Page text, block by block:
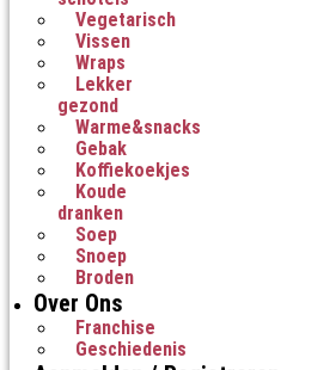
Vegetarisch
Vissen
Wraps
Lekker
gezond
Warme&snacks
Gebak
Koffiekoekjes
Koude
dranken
Soep
Snoep
Broden
Over Ons
Franchise
Geschiedenis